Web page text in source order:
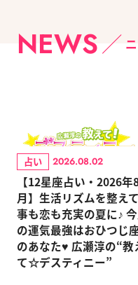
NEWS
占い 2026.08.02
【12星座占い・2026年
月】生活リズムを整え
事も恋も充実の夏に♪
の運気最強はおひつじ
のあなた♥ 広瀬淳の“教
て☆デスティニー”